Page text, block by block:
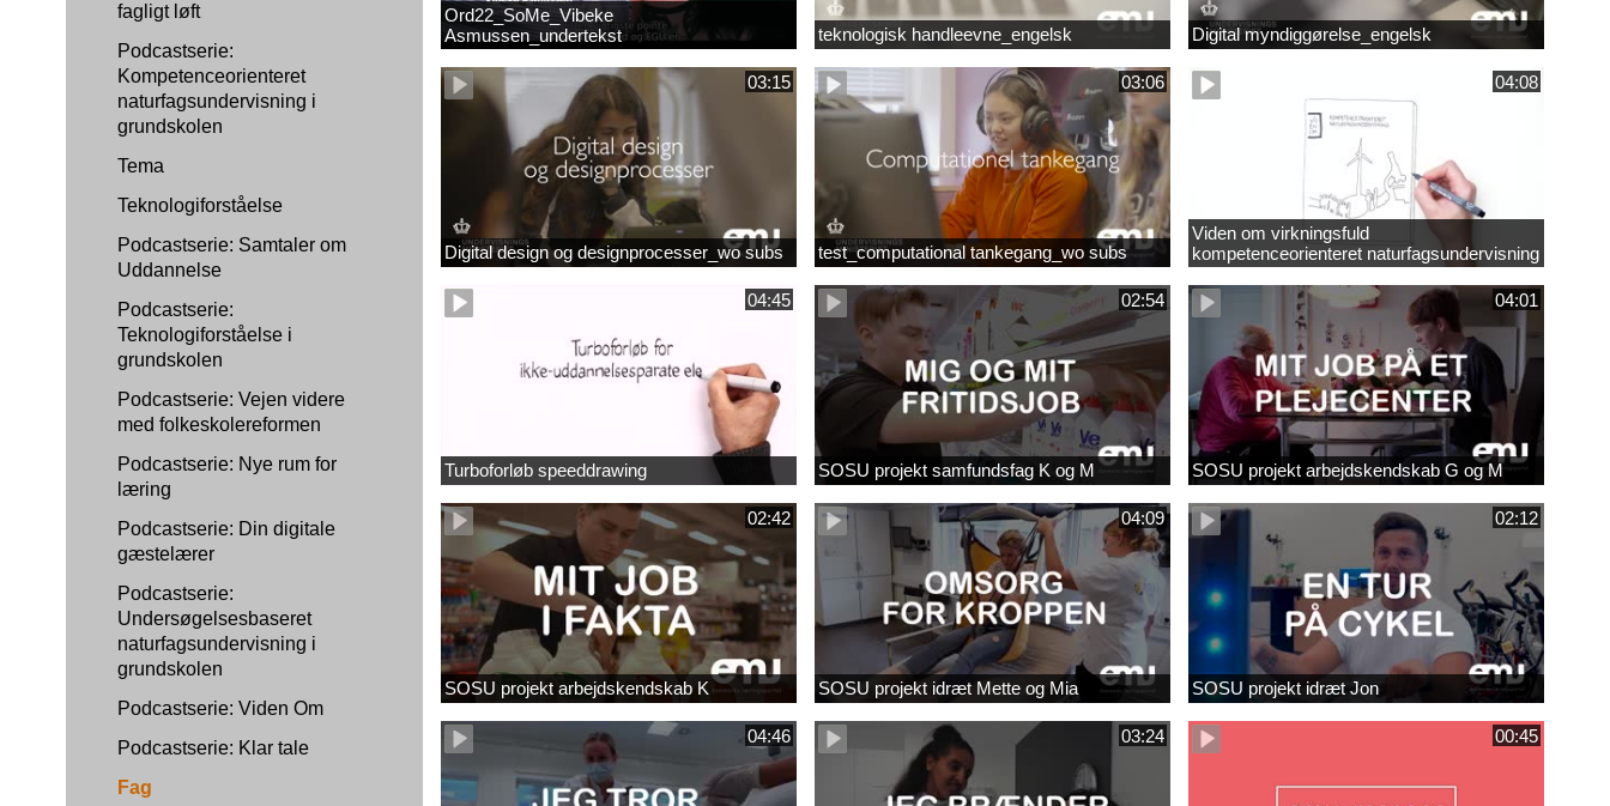
fagligt løft
Podcastserie:
Kompetenceorienteret
naturfagsundervisning i
grundskolen
Tema
Teknologiforståelse
Podcastserie: Samtaler om
Uddannelse
Podcastserie:
Teknologiforståelse i
grundskolen
Podcastserie: Vejen videre
med folkeskolereformen
Podcastserie: Nye rum for
læring
Podcastserie: Din digitale
gæstelærer
Podcastserie:
Undersøgelsesbaseret
naturfagsundervisning i
grundskolen
Podcastserie: Viden Om
Podcastserie: Klar tale
Fag
Ord22_SoMe_Vibeke
Asmussen_undertekst
teknologisk handleevne_engelsk Digital myndiggørelse_engelsk
03:15
Digital design og designprocesser_wo subs
03:06
test_computational tankegang_wo subs
04:08
Viden om virkningsfuld
kompetenceorienteret naturfagsundervisning
04:45
Turboforløb speeddrawing
02:54
SOSU projekt samfundsfag K og M
04:01
SOSU projekt arbejdskendskab G og M
02:42
SOSU projekt arbejdskendskab K
04:09
SOSU projekt idræt Mette og Mia
02:12
SOSU projekt idræt Jon
04:46 03:24 00:45